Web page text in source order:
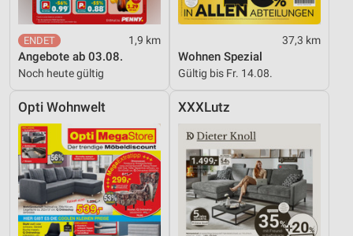
1,9 km
Angebote ab 03.08.
Noch heute gültig
37,3 km
Wohnen Spezial
Gültig bis Fr. 14.08.
Opti Wohnwelt XXXLutz